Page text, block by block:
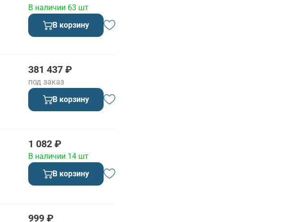
В наличии 63 шт
В корзину
381 437 ₽
под заказ
В корзину
1 082 ₽
В наличии 14 шт
В корзину
999 ₽